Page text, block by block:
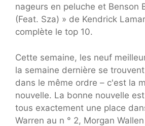
nageurs en peluche et Benson
(Feat. Sza) » de Kendrick
complète le top 10.
Cette semaine, les neuf
la semaine dernière se
dans le même ordre – c'est la
nouvelle. La bonne nouvelle
tous exactement une place
Warren au n ° 2, Morgan